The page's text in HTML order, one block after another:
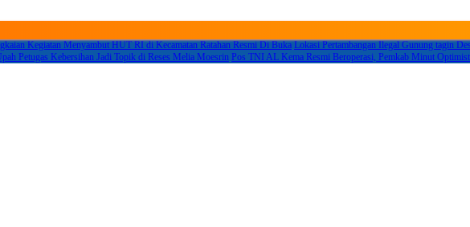
Kegiatan Menyambut HUT RI di Kecamatan Ratahan Resmi Di Buka Lokasi Pertambangan Ilegal Gunung tagin
Petugas Kebersihan Jadi Topik di Reses Melia Moesrin Pos TNI AL Kema Resmi Beroperasi, Pemkab Minut